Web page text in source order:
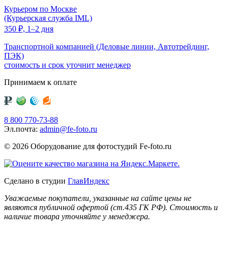
Курьером по Москве
(Курьерская служба IML)
350 ₽, 1–2 дня
Транспортной компанией (Деловые линии, Автотрейдинг,
ПЭК)
стоимость и срок уточнит менеджер
Принимаем к оплате
8 800 770-73-88
Эл.почта: admin@fe-foto.ru
© 2026 Оборудование для фотостудий Fe-foto.ru
Сделано в студии ГлавИндекс
Уважаемые покупатели, указанные на сайте цены не
являются публичной офертой (ст.435 ГК РФ). Стоимость и
наличие товара уточняйте у менеджера.